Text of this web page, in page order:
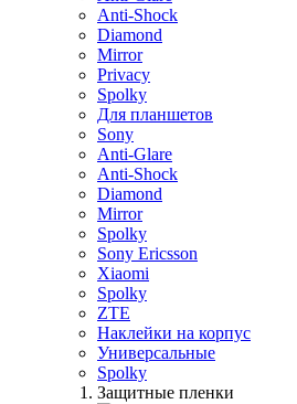
Anti-Shock
Diamond
Mirror
Privacy
Spolky
Для планшетов
Sony
Anti-Glare
Anti-Shock
Diamond
Mirror
Spolky
Sony Ericsson
Xiaomi
Spolky
ZTE
Наклейки на корпус
Универсальные
Spolky
Защитные пленки